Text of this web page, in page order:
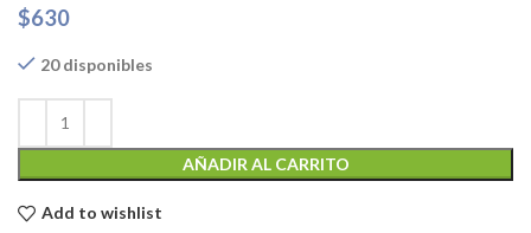
$630
20 disponibles
AÑADIR AL CARRITO
Add to wishlist